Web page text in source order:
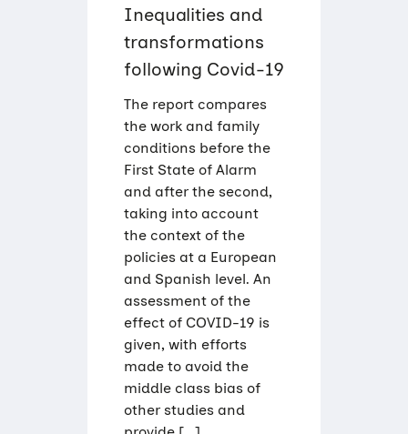
E
E
S
P
Ñ
.
D
E
S
I
G
U
A
L
D
A
E
S
Y
T
R
A
N
S
Inequalities and
transformations
following Covid-19
The report compares
the work and family
conditions before the
First State of Alarm
and after the second,
taking into account
the context of the
policies at a European
and Spanish level. An
assessment of the
effect of COVID-19 is
given, with efforts
made to avoid the
middle class bias of
other studies and